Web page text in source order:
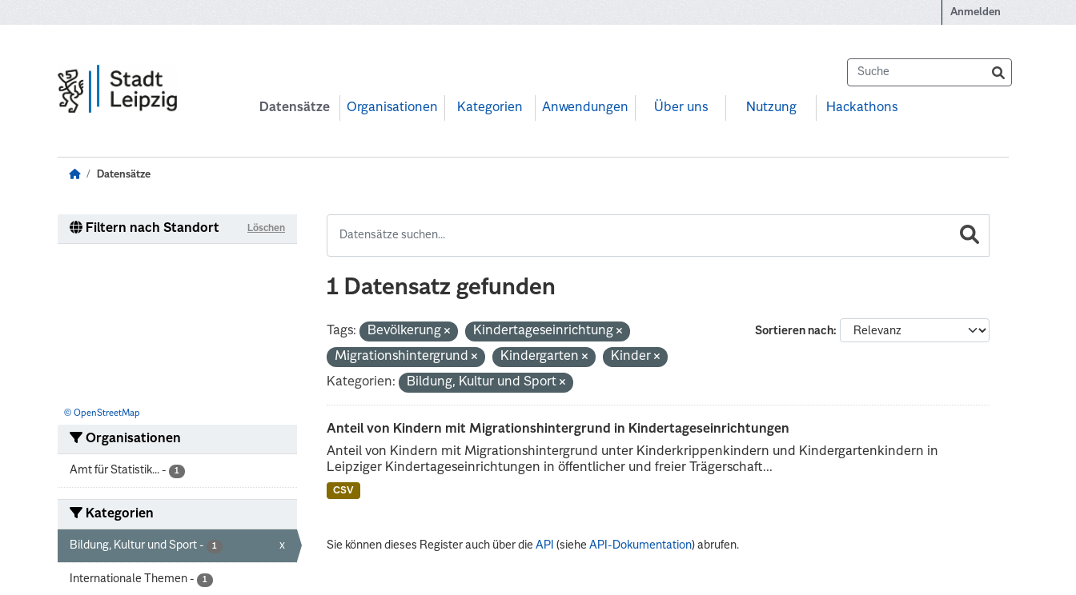
Anmelden
Datensätze Organisationen Kategorien Anwendungen Über uns Nutzung Hackathons
Datensätze
Filtern nach Standort Löschen
© OpenStreetMap
Organisationen
Amt für Statistik... - 1
Kategorien
Bildung, Kultur und Sport - 1 x
Internationale Themen - 1
1 Datensatz gefunden
Sortieren nach
Tags: Bevölkerung
Kindertageseinrichtung
Migrationshintergrund
Kindergarten
Kinder
Kategorien:
Bildung, Kultur und Sport
Anteil von Kindern mit Migrationshintergrund in Kindertageseinrichtungen
Anteil von Kindern mit Migrationshintergrund unter Kinderkrippenkindern und Kindergartenkindern in
Leipziger Kindertageseinrichtungen in öffentlicher und freier Trägerschaft...
CSV
Sie können dieses Register auch über dieAPI (sieheAPI-Dokumentation) abrufen.